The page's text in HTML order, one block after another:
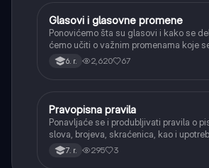
Srpski jezik
Glasovi i glasovne promene
Ponovićemo šta su glasovi i kako se
ćemo učiti o važnim promenama koje
kada se glasovi nađu jedan pored
(npr. jednačenje suglasnika po
6. r. 2,620 67
Srpski jezik
Pravopisna pravila
Ponavljaće se i produbljivati pravila o
slova, brojeva, skraćenica, kao i
interpunkcije, sa posebnim fokusom na
složenoj rečenici.
7. r. 295 3